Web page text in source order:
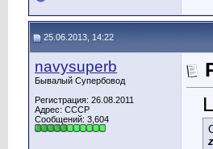
25.06.2013, 14:22
navysuperb
Бывалый Супербовод
Регистрация: 26.08.2011
Адрес: СССР
Сообщений: 3,604